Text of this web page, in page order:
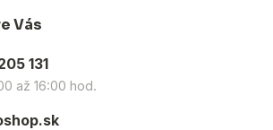
Vás
131
až 16:00 hod.